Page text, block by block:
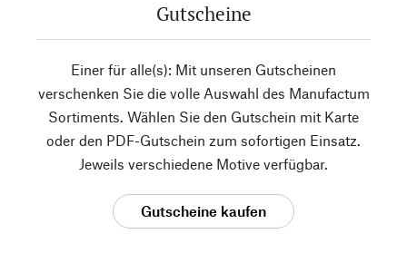
Gutscheine
Einer für alle(s): Mit unseren Gutscheinen
verschenken Sie die volle Auswahl des Manufactum
Sortiments. Wählen Sie den Gutschein mit Karte
oder den PDF-Gutschein zum sofortigen Einsatz.
Jeweils verschiedene Motive verfügbar.
Gutscheine kaufen